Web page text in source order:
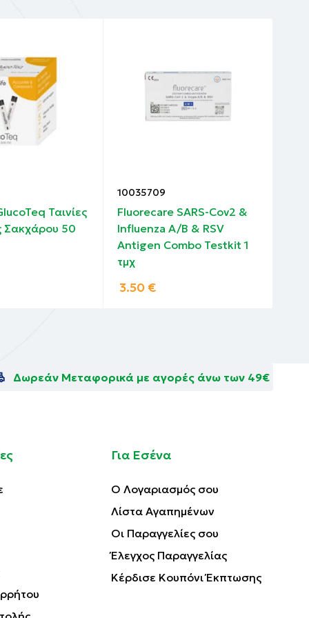
Ταινίες
Σακχάρου 50
10035709
Fluorecare SARS-Cov2 &
Influenza A/B & RSV
Antigen Combo Testkit 1
τμχ
3.50 €
Δωρεάν Μεταφορικά με αγορές άνω των 49€
Για Εσένα
Ο Λογαριασμός σου
Λίστα Αγαπημένων
Οι Παραγγελίες σου
Έλεγχος Παραγγελίας
Κέρδισε Κουπόνι Έκπτωσης